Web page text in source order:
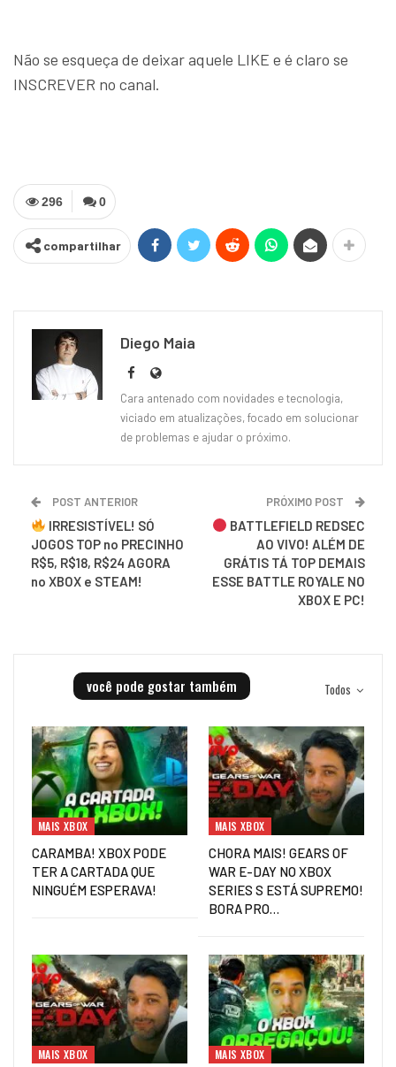
Não se esqueça de deixar aquele LIKE e é claro se
INSCREVER no canal.
0
296
compartilhar
Diego Maia
Cara antenado com novidades e tecnologia,
viciado em atualizações, focado em solucionar
de problemas e ajudar o próximo.
POST ANTERIOR
IRRESISTÍVEL! SÓ
JOGOS TOP no PRECINHO
R$5, R$18, R$24 AGORA
no XBOX e STEAM!
PRÓXIMO POST
BATTLEFIELD REDSEC
AO VIVO! ALÉM DE
GRÁTIS TÁ TOP DEMAIS
ESSE BATTLE ROYALE NO
XBOX E PC!
Todos
você pode gostar também
MAIS XBOX
CARAMBA! XBOX PODE
TER A CARTADA QUE
NINGUÉM ESPERAVA!
MAIS XBOX
CHORA MAIS! GEARS OF
WAR E-DAY NO XBOX
SERIES S ESTÁ SUPREMO!
BORA PRO…
MAIS XBOX MAIS XBOX